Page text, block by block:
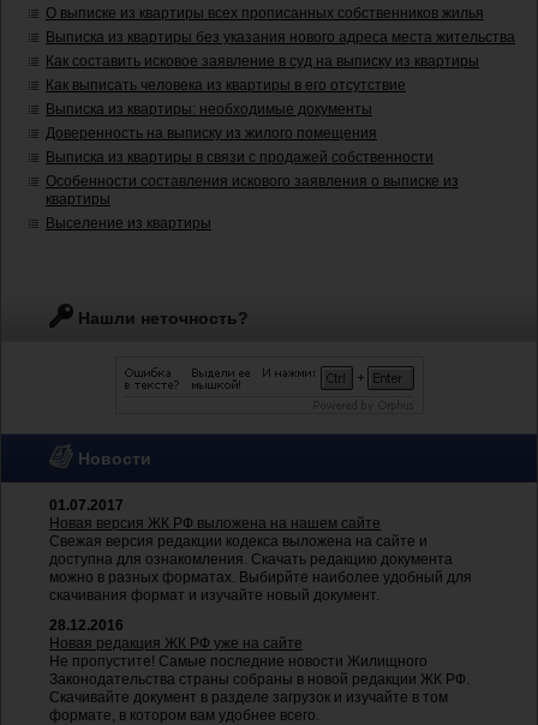
О выписке из квартиры всех прописанных собственников жилья
Выписка из квартиры без указания нового адреса места жительства
Как составить исковое заявление в суд на выписку из квартиры
Как выписать человека из квартиры в его отсутствие
Выписка из квартиры: необходимые документы
Доверенность на выписку из жилого помещения
Выписка из квартиры в связи с продажей собственности
Особенности составления искового заявления о выписке из
квартиры
Выселение из квартиры
Нашли неточность?
Новости
01.07.2017
Новая версия ЖК РФ выложена на нашем сайте
Свежая версия редакции кодекса выложена на сайте и
доступна для ознакомления. Скачать редакцию документа
можно в разных форматах. Выбирйте наиболее удобный для
скачивания формат и изучайте новый документ.
28.12.2016
Новая редакция ЖК РФ уже на сайте
Не пропустите! Самые последние новости Жилищного
Законодательства страны собраны в новой редакции ЖК РФ.
Скачивайте документ в разделе загрузок и изучайте в том
формате, в котором вам удобнее всего.